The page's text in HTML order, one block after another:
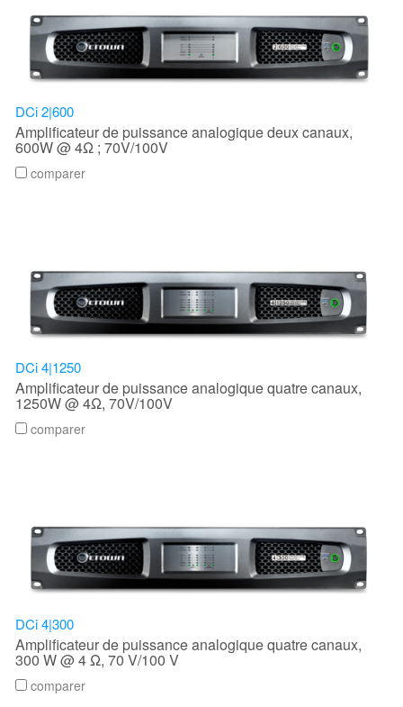
DCi 2|600
Amplificateur de puissance analogique deux canaux,
600W @ 4Ω ; 70V/100V
comparer
DCi 4|1250
Amplificateur de puissance analogique quatre canaux,
1250W @ 4Ω, 70V/100V
comparer
DCi 4|300
Amplificateur de puissance analogique quatre canaux,
300 W @ 4 Ω, 70 V/100 V
comparer